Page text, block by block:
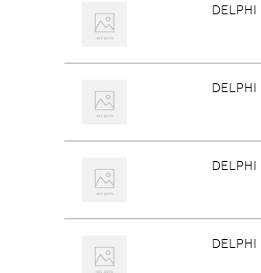
DELPHI
DELPHI
DELPHI
DELPHI